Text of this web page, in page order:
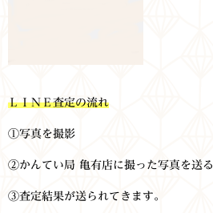
ＬＩＮＥ査定の流れ
①写真を撮影
②かんてい局 亀有店に撮った写真を送る
③査定結果が送られてきます。